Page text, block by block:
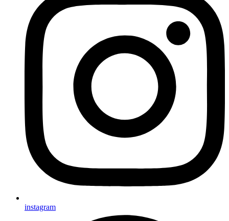
instagram